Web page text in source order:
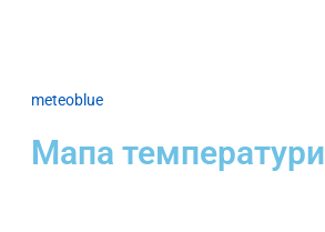
meteoblue
Мапа температури